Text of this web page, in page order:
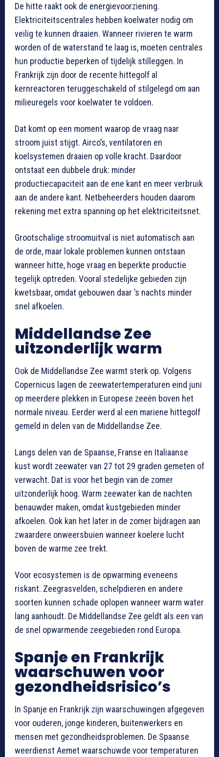
De hitte raakt ook de energievoorziening.
Elektriciteitscentrales hebben koelwater nodig om
veilig te kunnen draaien. Wanneer rivieren te warm
worden of de waterstand te laag is, moeten centrales
hun productie beperken of tijdelijk stilleggen. In
Frankrijk zijn door de recente hittegolf al
kernreactoren teruggeschakeld of stilgelegd om aan
milieuregels voor koelwater te voldoen.
Dat komt op een moment waarop de vraag naar
stroom juist stijgt. Airco’s, ventilatoren en
koelsystemen draaien op volle kracht. Daardoor
ontstaat een dubbele druk: minder
productiecapaciteit aan de ene kant en meer verbruik
aan de andere kant. Netbeheerders houden daarom
rekening met extra spanning op het elektriciteitsnet.
Grootschalige stroomuitval is niet automatisch aan
de orde, maar lokale problemen kunnen ontstaan
wanneer hitte, hoge vraag en beperkte productie
tegelijk optreden. Vooral stedelijke gebieden zijn
kwetsbaar, omdat gebouwen daar ’s nachts minder
snel afkoelen.
Middellandse Zee
uitzonderlijk warm
Ook de Middellandse Zee warmt sterk op. Volgens
Copernicus lagen de zeewatertemperaturen eind juni
op meerdere plekken in Europese zeeën boven het
normale niveau. Eerder werd al een mariene hittegolf
gemeld in delen van de Middellandse Zee.
Langs delen van de Spaanse, Franse en Italiaanse
kust wordt zeewater van 27 tot 29 graden gemeten of
verwacht. Dat is voor het begin van de zomer
uitzonderlijk hoog. Warm zeewater kan de nachten
benauwder maken, omdat kustgebieden minder
afkoelen. Ook kan het later in de zomer bijdragen aan
zwaardere onweersbuien wanneer koelere lucht
boven de warme zee trekt.
Voor ecosystemen is de opwarming eveneens
riskant. Zeegrasvelden, schelpdieren en andere
soorten kunnen schade oplopen wanneer warm water
lang aanhoudt. De Middellandse Zee geldt als een van
de snel opwarmende zeegebieden rond Europa.
Spanje en Frankrijk
waarschuwen voor
gezondheidsrisico’s
In Spanje en Frankrijk zijn waarschuwingen afgegeven
voor ouderen, jonge kinderen, buitenwerkers en
mensen met gezondheidsproblemen. De Spaanse
weerdienst Aemet waarschuwde voor temperaturen